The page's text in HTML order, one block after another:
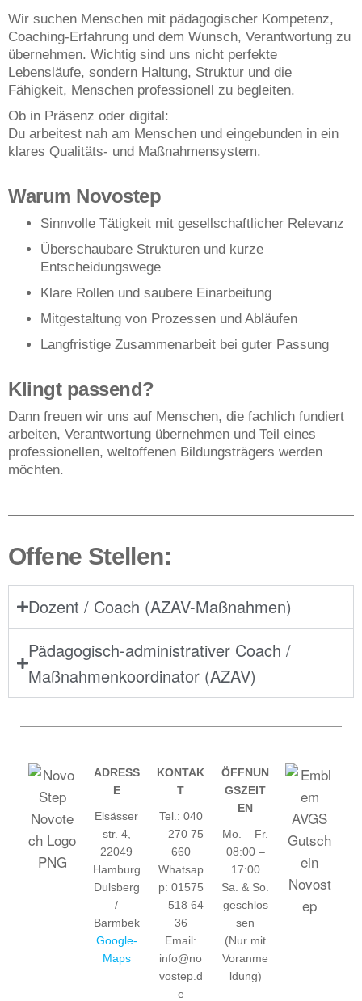
Wir suchen Menschen mit pädagogischer Kompetenz,
Coaching-Erfahrung und dem Wunsch, Verantwortung zu
übernehmen. Wichtig sind uns nicht perfekte
Lebensläufe, sondern Haltung, Struktur und die
Fähigkeit, Menschen professionell zu begleiten.
Ob in Präsenz oder digital:
Du arbeitest nah am Menschen und eingebunden in ein
klares Qualitäts- und Maßnahmensystem.
Warum Novostep
Sinnvolle Tätigkeit mit gesellschaftlicher Relevanz
Überschaubare Strukturen und kurze
Entscheidungswege
Klare Rollen und saubere Einarbeitung
Mitgestaltung von Prozessen und Abläufen
Langfristige Zusammenarbeit bei guter Passung
Klingt passend?
Dann freuen wir uns auf Menschen, die fachlich fundiert
arbeiten, Verantwortung übernehmen und Teil eines
professionellen, weltoffenen Bildungsträgers werden
möchten.
Offene Stellen:
Dozent / Coach (AZAV-Maßnahmen)
Pädagogisch-administrativer Coach /
Maßnahmenkoordinator (AZAV)
ADRESS
E
Elsässer
str. 4,
22049
Hamburg
Dulsberg
/
Barmbek
Google-
Maps
KONTAK
T
Tel.: 040
– 270 75
660
Whatsap
p: 01575
– 518 64
36
Email:
info@no
vostep.d
e
ÖFFNUN
GSZEIT
EN
Mo. – Fr.
08:00 –
17:00
Sa. & So.
geschlos
sen
(Nur mit
Voranme
ldung)